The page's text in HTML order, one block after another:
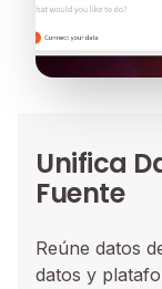
Unifica
Fuente
Reúne datos
datos y